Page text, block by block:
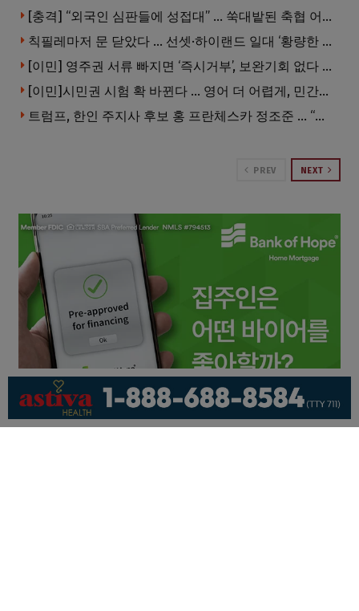
[충격] “외국인 심판들에 성접대” … 쑥대밭된 축협 어디까지 추락하나
칙필레마저 문 닫았다 … 선셋·하이랜드 일대 ‘황량한 거리’로
[이민] 영주권 서류 빠지면 ‘즉시거부’, 보완기회 없다 … 이민심사 8월부터 확 바뀐다
[이민]시민권 시험 확 바뀐다 … 영어 더 어렵게, 민간시험 도입 추진
트럼프, 한인 주지사 후보 홍 프란체스카 정조준 … “미치광이다”
PREV NEXT